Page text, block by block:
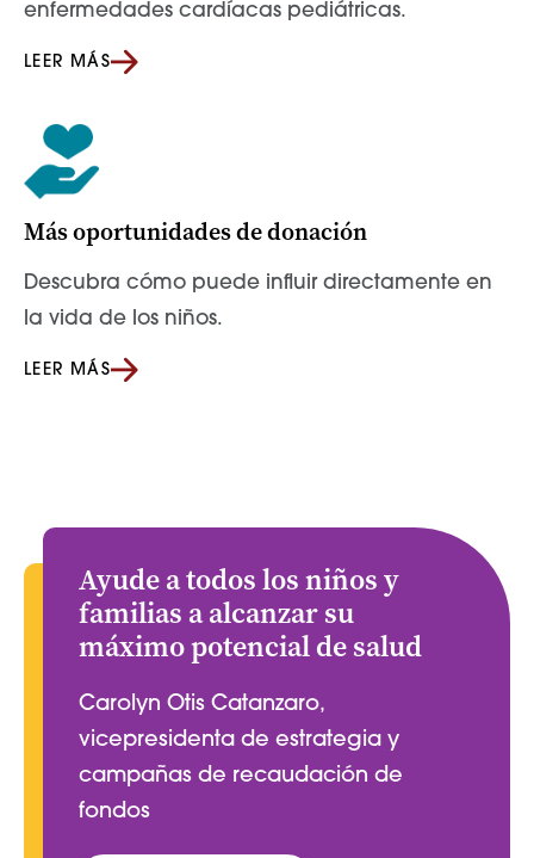
enfermedades cardíacas pediátricas.
LEER MÁS
Más oportunidades de donación
Descubra cómo puede influir directamente en
la vida de los niños.
LEER MÁS
Ayude a todos los niños y
familias a alcanzar su
máximo potencial de salud
Carolyn Otis Catanzaro,
vicepresidenta de estrategia y
campañas de recaudación de
fondos